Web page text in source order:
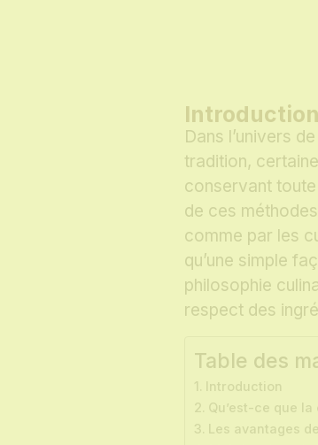
Introduction
Dans l’univers
tradition,
conservant toute
de ces
comme par les
qu’une simple
philosophie
respect des
Table des
Introduction
Qu’est-ce que
Les avantages